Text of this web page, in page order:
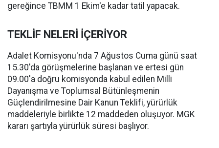
gereğince TBMM 1 Ekim'e kadar tatil yapacak.
TEKLİF NELERİ İÇERİYOR
Adalet Komisyonu'nda 7 Ağustos Cuma günü saat
15.30'da görüşmelerine başlanan ve ertesi gün
09.00'a doğru komisyonda kabul edilen Milli
Dayanışma ve Toplumsal Bütünleşmenin
Güçlendirilmesine Dair Kanun Teklifi, yürürlük
maddeleriyle birlikte 12 maddeden oluşuyor. MGK
kararı şartıyla yürürlük süresi başlıyor.